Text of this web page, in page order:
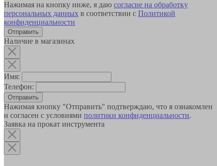
Нажимая на кнопку ниже, я даю согласие на обработку
персональных данных в соответствии с Политикой
конфиденциальности
Наличие в магазинах
Имя:
Телефон:
Отправить
Нажимая кнопку "Отправить" подтверждаю, что я ознакомлен
и согласен с условиями политики конфиденциальности.
Заявка на прокат инструмента